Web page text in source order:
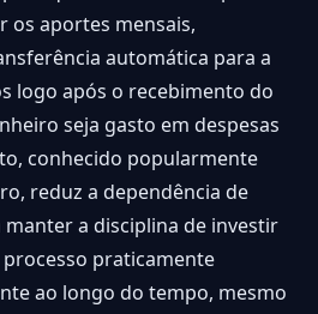
os aportes mensais,
automática para a
logo após o recebimento do
seja gasto em despesas
conhecido popularmente
reduz a dependência de
a disciplina de investir
praticamente
ao longo do tempo, mesmo